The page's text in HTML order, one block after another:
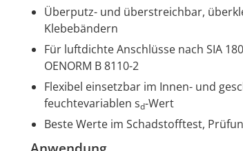
Überputz- und überstreichbar,
Klebebändern
Für luftdichte Anschlüsse nach SIA
OENORM B 8110-2
Flexibel einsetzbar im Innen- und
feuchtevariablen sd-Wert
Beste Werte im Schadstofftest,